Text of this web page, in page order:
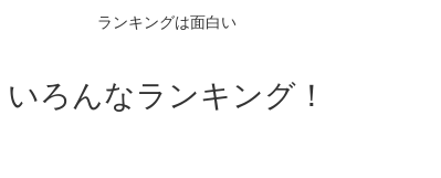
ランキングは面白い
いろんなランキング！